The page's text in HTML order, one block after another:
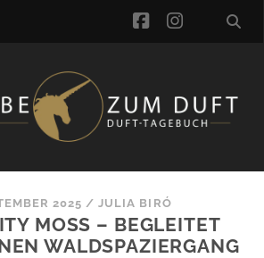
facebook
2025 /JULIA BIRÓ
MOSS – BEGLEITET
WALDSPAZIERGANG